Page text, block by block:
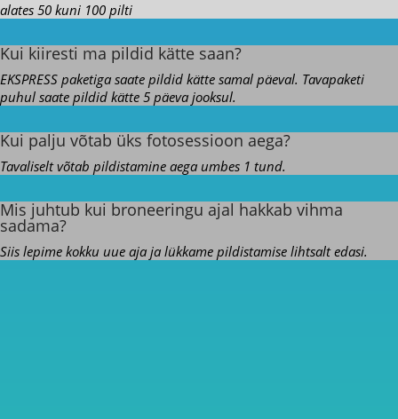
alates 50 kuni 100 pilti
Kui kiiresti ma pildid kätte saan?
EKSPRESS paketiga saate pildid kätte samal päeval. Tavapaketi
puhul saate pildid kätte 5 päeva jooksul.
Kui palju võtab üks fotosessioon aega?
Tavaliselt võtab pildistamine aega umbes 1 tund.
Mis juhtub kui broneeringu ajal hakkab vihma
sadama?
Siis lepime kokku uue aja ja lükkame pildistamise lihtsalt edasi.